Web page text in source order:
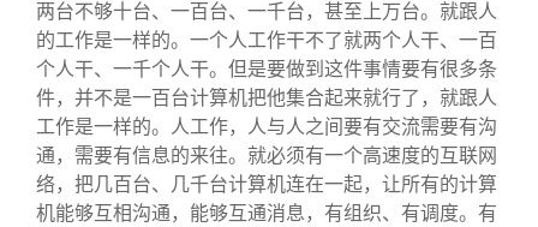
终身学习
信息化服务
三创大赛
校友总会
总会简介
会长致辞
关闭
两台不够十台、一百台、一千台，甚至上万台。就跟人
的工作是一样的。一个人工作干不了就两个人干、一百
个人干、一千个人干。但是要做到这件事情要有很多条
件，并不是一百台计算机把他集合起来就行了，就跟人
工作是一样的。人工作，人与人之间要有交流需要有沟
通，需要有信息的来往。就必须有一个高速度的互联网
络，把几百台、几千台计算机连在一起，让所有的计算
机能够互相沟通，能够互通消息，有组织、有调度。有